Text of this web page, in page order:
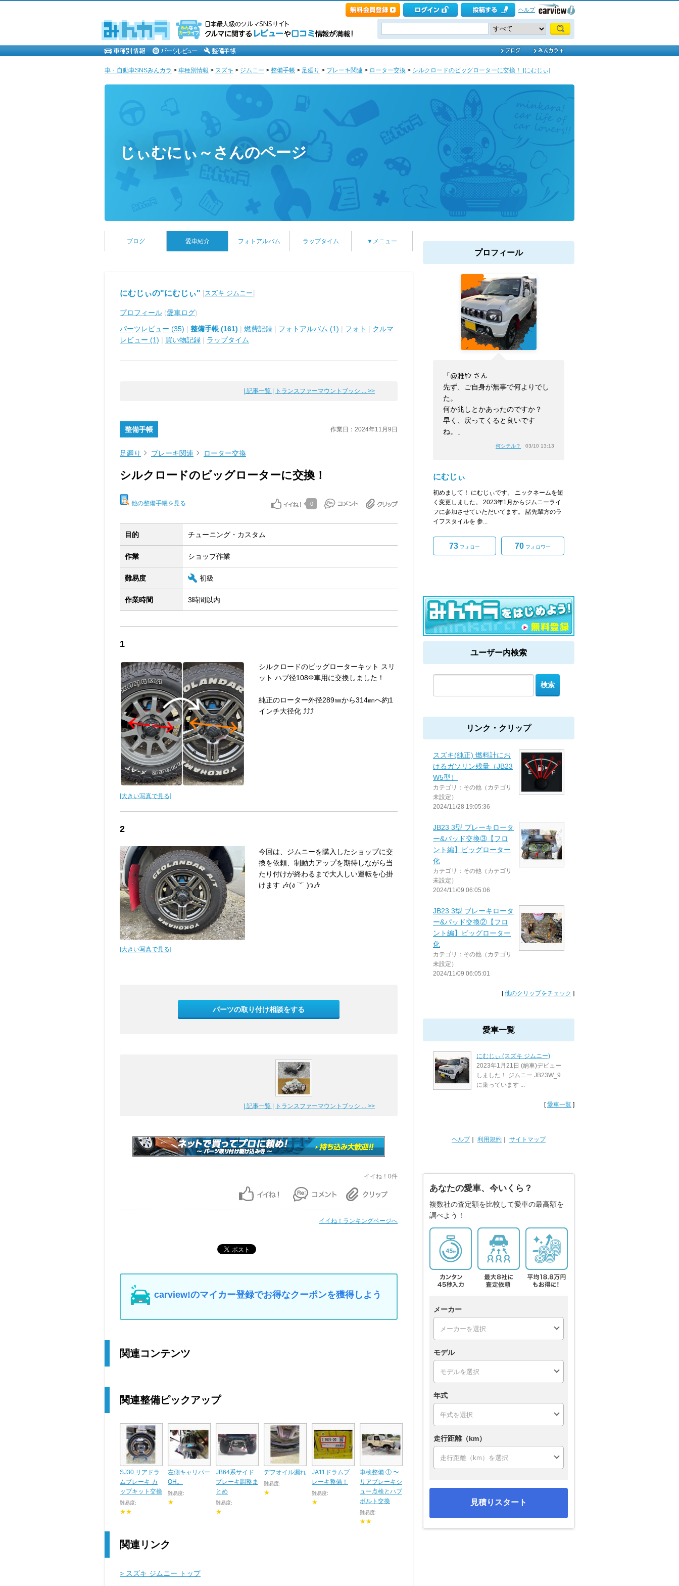
ヘルプ
車・自動車SNSみんカラ > 車種別情報 > スズキ > ジムニー > 整備手帳 > 足廻り > ブレーキ関連 > ローター交換 > シルクロードのビッグローターに交換！ [にむじぃ]
じぃむにぃ～さんのページ
ブログ 愛車紹介 フォトアルバム ラップタイム ▼メニュー
にむじぃの"にむじぃ" [スズキ ジムニー]
プロフィール (愛車ログ)
パーツレビュー (35) | 整備手帳 (161) | 燃費記録 | フォトアルバム (1) | フォト | クルマ
レビュー (1) | 買い物記録 | ラップタイム
| 記事一覧 | トランスファーマウントブッシ ... >>
整備手帳 作業日：2024年11月9日
足廻り ブレーキ関連 ローター交換
シルクロードのビッグローターに交換！
他の整備手帳を見る 0
目的 チューニング・カスタム
作業 ショップ作業
難易度 初級
作業時間 3時間以内
1
[大きい写真で見る]
シルクロードのビッグローターキット スリ
ット ハブ径108Φ車用に交換しました！
純正のローター外径289㎜から314㎜へ約1
インチ大径化 ⤴︎⤴︎⤴︎
2
[大きい写真で見る]
今回は、ジムニーを購入したショップに交
換を依頼、制動力アップを期待しながら当
たり付けが終わるまで大人しい運転を心掛
けます 🎶(ง ˙˘˙ )ว🎶
パーツの取り付け相談をする
| 記事一覧 | トランスファーマウントブッシ ... >>
イイね！0件
イイね！ランキングページへ
carview!のマイカー登録でお得なクーポンを獲得しよう
関連コンテンツ
関連整備ピックアップ
SJ30 リアドラ
ムブレーキ カ
ップキット交換
難易度:
★★
左側キャリパー
OH。
難易度:
★
JB64系サイド
ブレーキ調整ま
とめ
難易度:
★
デフオイル漏れ
難易度:
★
JA11ドラムブ
レーキ整備！
難易度:
★
車検整備 ① 〜
リアブレーキシ
ュー点検とハブ
ボルト交換
難易度:
★★
関連リンク
> スズキ ジムニー トップ
プロフィール
「@雅ﾔﾝ さん
先ず、ご自身が無事で何よりでし
た。
何か兆しとかあったのですか？
早く、戻ってくると良いです
ね。」
何シテル？ 03/10 13:13
にむじぃ
初めまして！ にむじぃです。 ニックネームを短
く変更しました。 2023年1月からジムニーライ
フに参加させていただいてます。 諸先輩方のラ
イフスタイルを 参...
73 フォロー 70 フォロワー
ユーザー内検索
リンク・クリップ
スズキ(純正) 燃料計にお
けるガソリン残量（JB23
W5型）
カテゴリ：その他（カテゴリ
未設定）
2024/11/28 19:05:36
JB23 3型 ブレーキロータ
ー&パッド交換③【フロ
ント編】ビッグローター
化
カテゴリ：その他（カテゴリ
未設定）
2024/11/09 06:05:06
JB23 3型 ブレーキロータ
ー&パッド交換②【フロ
ント編】ビッグローター
化
カテゴリ：その他（カテゴリ
未設定）
2024/11/09 06:05:01
[他のクリップをチェック ]
愛車一覧
にむじぃ (スズキ ジムニー)
2023年1月21日 (納車)デビュー
しました！ ジムニー JB23W_9
に乗っています ...
[愛車一覧 ]
ヘルプ｜ 利用規約 サイトマップ
あなたの愛車、今いくら？
複数社の査定額を比較して愛車の最高額を
調べよう！
メーカー
モデル
年式
走行距離（km）
見積りスタート